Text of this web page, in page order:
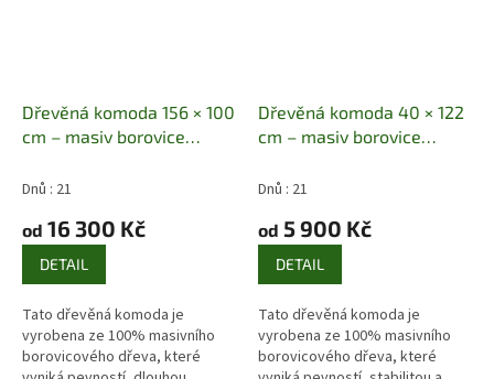
Dřevěná komoda 156 × 100
cm – masiv borovice
+ 2 dvířka | 156 × 100 × 47
Dnů : 21
od 16 300 Kč
DETAIL
Tato dřevěná komoda je
vyrobena ze 100% masivního
borovicového dřeva, které
Dřevěná komoda 40 × 122
cm – masiv borovice
+ 1 dvířka | 40 × 122 × 47
Dnů : 21
od 5 900 Kč
DETAIL
Tato dřevěná komoda je
vyrobena ze 100% masivního
borovicového dřeva, které